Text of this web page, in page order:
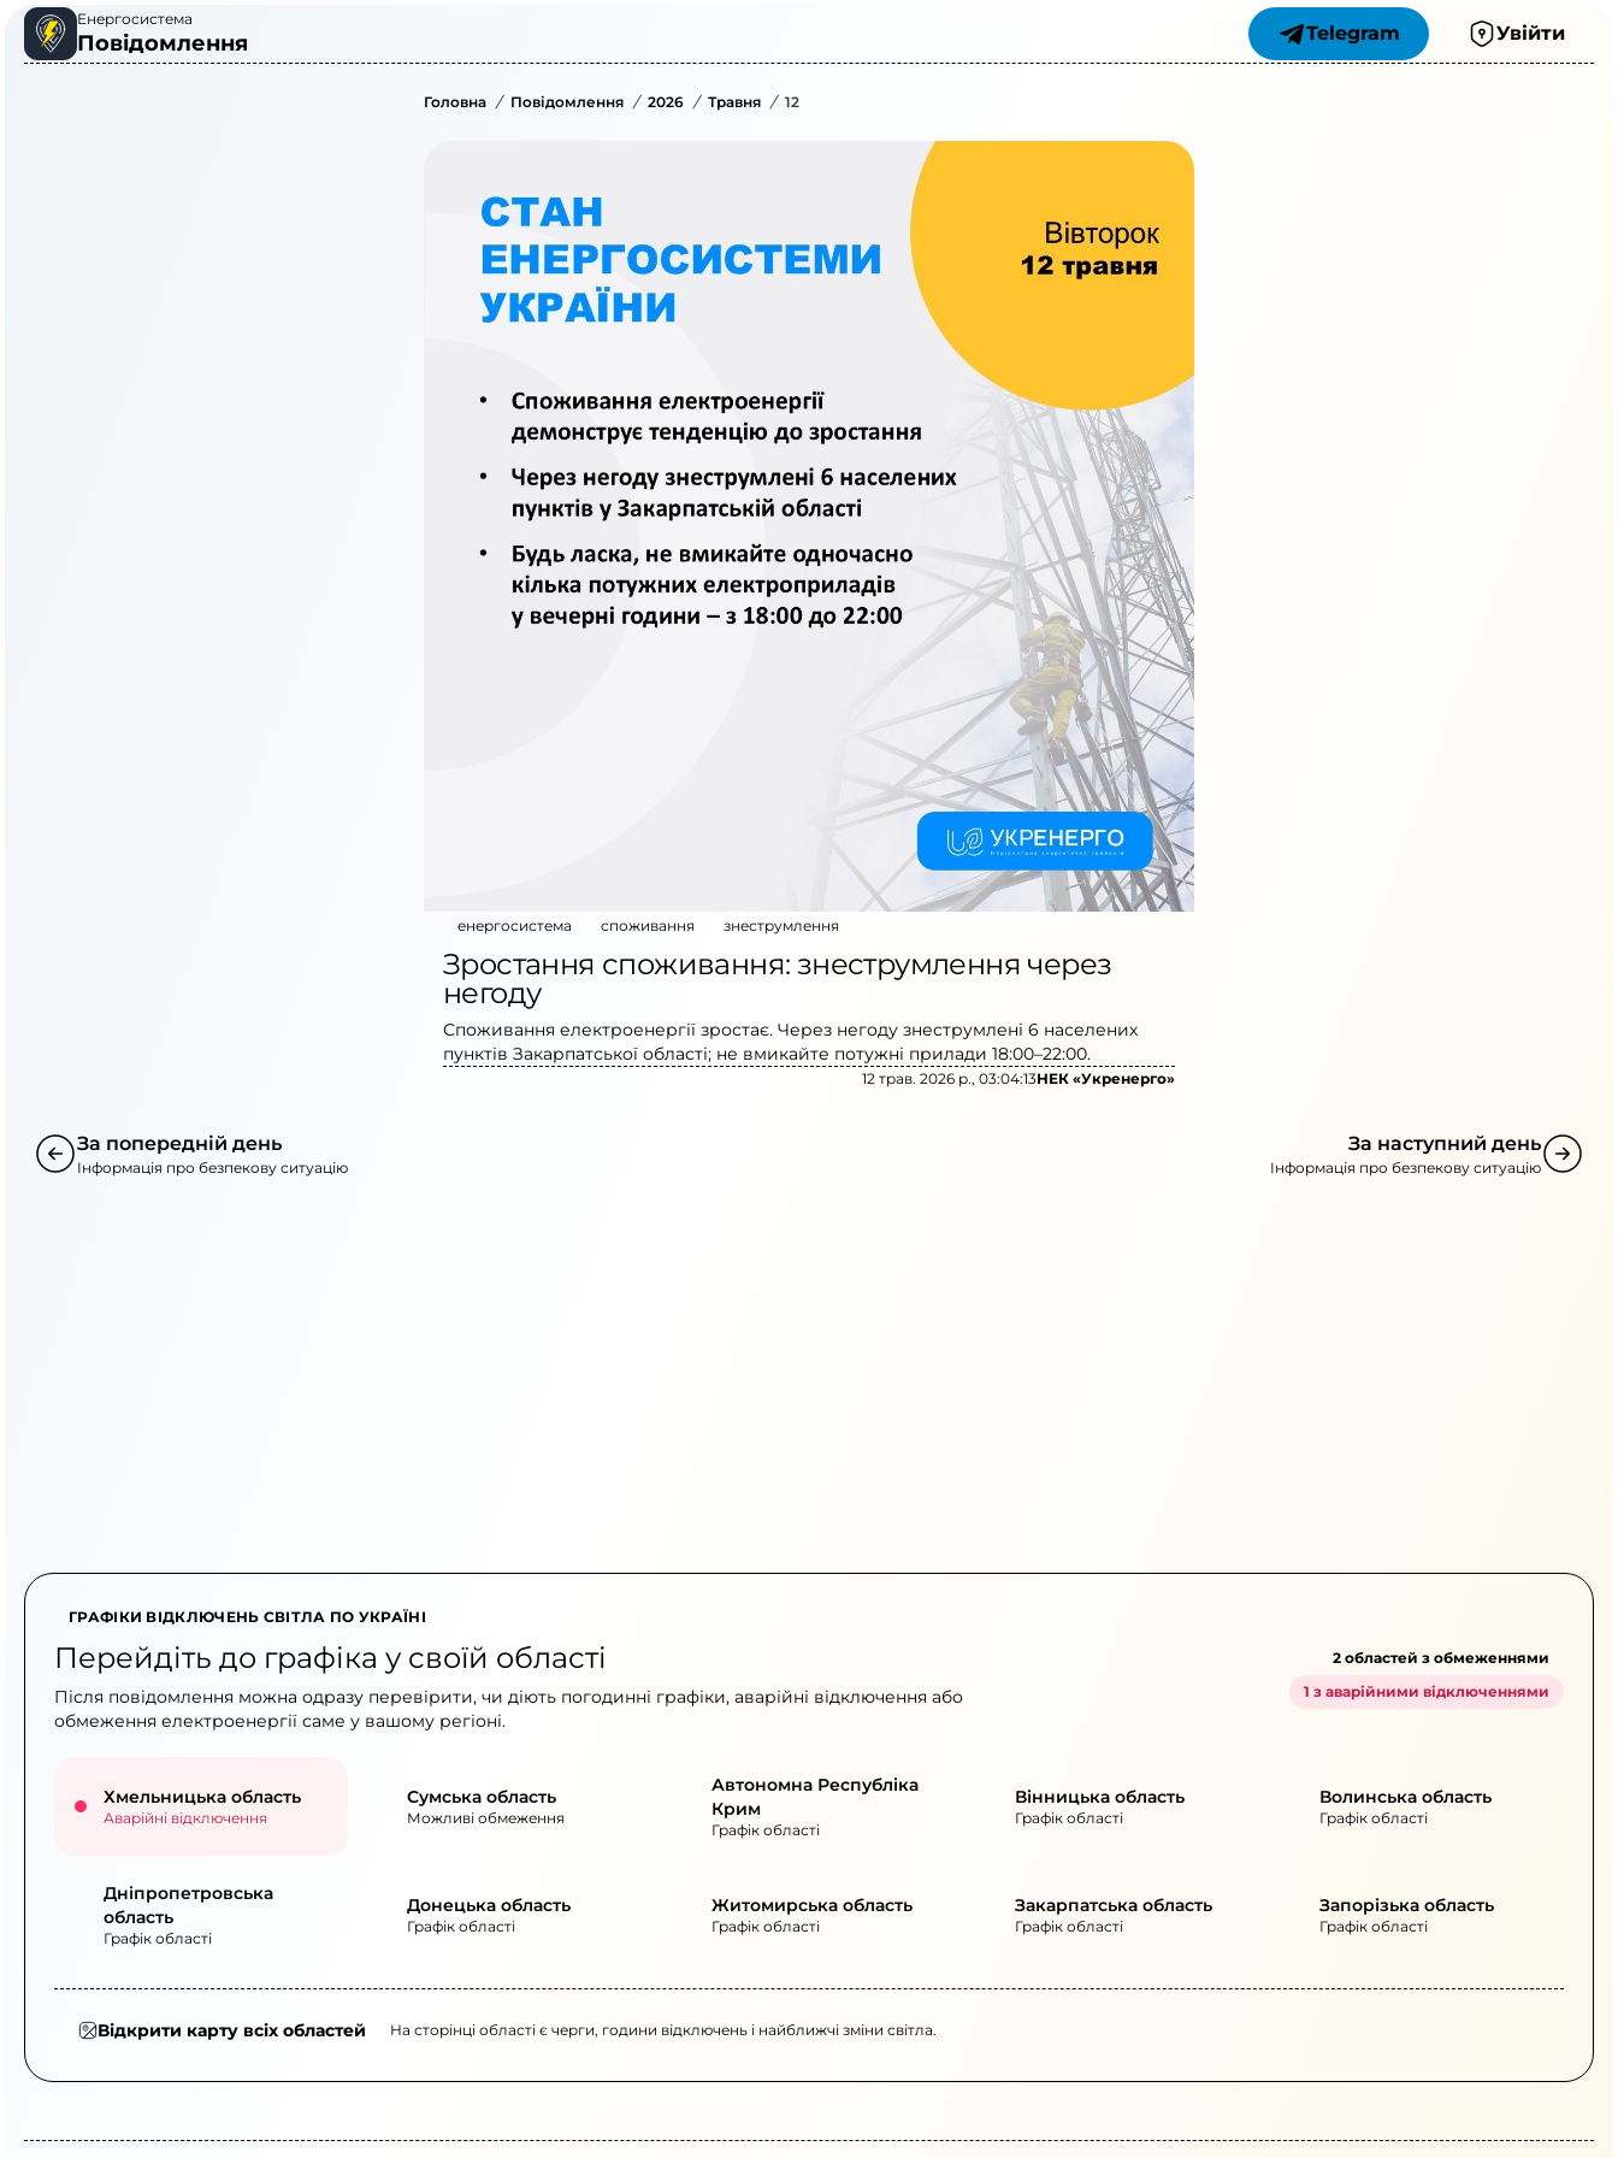
Енергосистема
Повідомлення Telegram Увійти
Головна / Повідомлення / 2026 / Травня / 12
енергосистема споживання знеструмлення
Зростання споживання: знеструмлення через
негоду
Споживання електроенергії зростає. Через негоду знеструмлені 6 населених
пунктів Закарпатської області; не вмикайте потужні прилади 18:00–22:00.
12 трав. 2026 р., 03:04:13НЕК «Укренерго»
За попередній день
Інформація про безпекову ситуацію
За наступний день
Інформація про безпекову ситуацію
ГРАФІКИ ВІДКЛЮЧЕНЬ СВІТЛА ПО УКРАЇНІ
Перейдіть до графіка у своїй області
Після повідомлення можна одразу перевірити, чи діють погодинні графіки, аварійні відключення або
обмеження електроенергії саме у вашому регіоні.
2 областей з обмеженнями
1 з аварійними відключеннями
Хмельницька область
Аварійні відключення
Сумська область
Можливі обмеження
Автономна Республіка
Крим
Графік області
Вінницька область
Графік області
Волинська область
Графік області
Дніпропетровська
область
Графік області
Донецька область
Графік області
Житомирська область
Графік області
Закарпатська область
Графік області
Запорізька область
Графік області
Відкрити карту всіх областей На сторінці області є черги, години відключень і найближчі зміни світла.